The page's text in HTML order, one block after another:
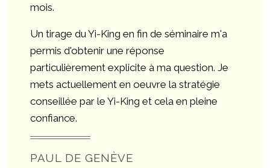
mois.
Un tirage du Yi-King en fin de séminaire m'a
permis d'obtenir une réponse
particulièrement explicite à ma question. Je
mets actuellement en oeuvre la stratégie
conseillée par le Yi-King et cela en pleine
confiance.
PAUL DE GENÈVE